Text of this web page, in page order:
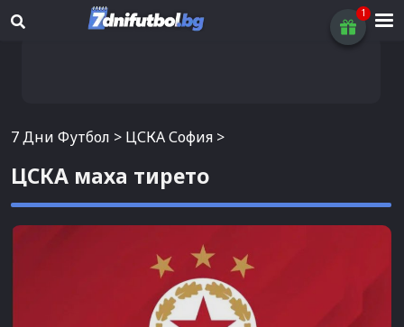
7 Дни Футбол > ЦСКА София >
ЦСКА маха тирето